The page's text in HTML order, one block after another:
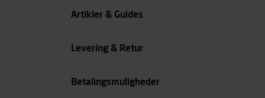
Artikler & Guides
Levering & Retur
Betalingsmuligheder